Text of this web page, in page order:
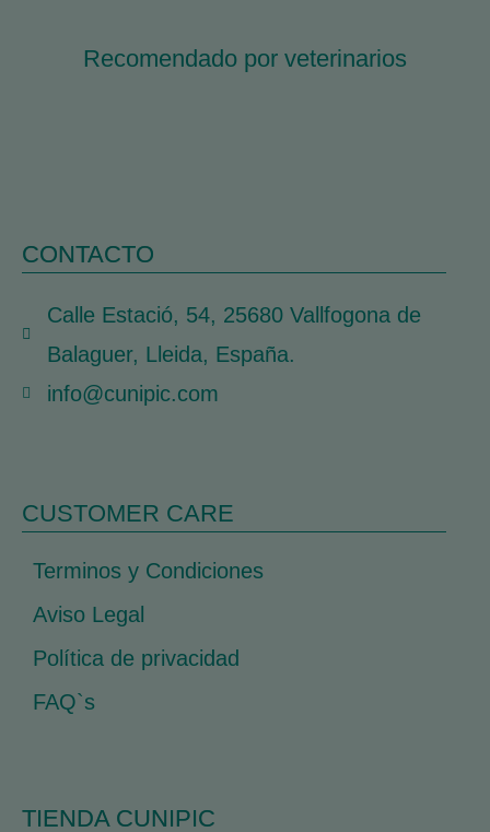
Recomendado por veterinarios
CONTACTO
Calle Estació, 54, 25680 Vallfogona de
Balaguer, Lleida, España.
info@cunipic.com
CUSTOMER CARE
Terminos y Condiciones
Aviso Legal
Política de privacidad
FAQ`s
TIENDA CUNIPIC